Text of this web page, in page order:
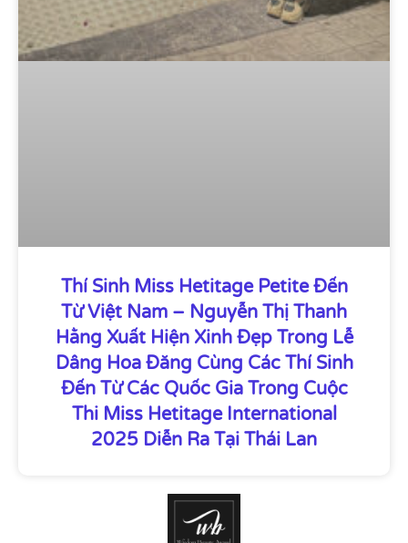
Thí Sinh Miss Hetitage Petite Đến
Từ Việt Nam – Nguyễn Thị Thanh
Hằng Xuất Hiện Xinh Đẹp Trong Lễ
Dâng Hoa Đăng Cùng Các Thí Sinh
Đến Từ Các Quốc Gia Trong Cuộc
Thi Miss Hetitage International
2025 Diễn Ra Tại Thái Lan